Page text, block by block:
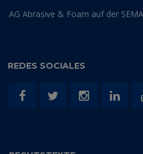
AG Abrasive & Foam auf der
REDES SOCIALES